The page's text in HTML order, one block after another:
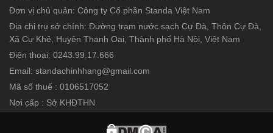
Đơn vị chủ quản: Công ty Cổ phần Standa Việt Nam
Địa chỉ trụ sở chính: Đường trạm nước sạch Cự Đà, Thôn Cự Đà,
Xã Cự Khê, Huyện Thanh Oai, Thành phố Hà Nội, Việt Nam
Điện thoại: 0243.99.17.666
Email: standachinhhang@gmail.com
Mã số thuế : 0106517052
Nơi cấp : Sở KHĐTHN